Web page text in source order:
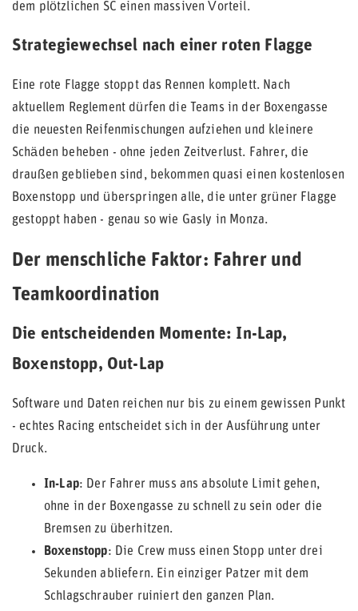
dem plötzlichen SC einen massiven Vorteil.
Strategiewechsel nach einer roten Flagge
Eine rote Flagge stoppt das Rennen komplett. Nach
aktuellem Reglement dürfen die Teams in der Boxengasse
die neuesten Reifenmischungen aufziehen und kleinere
Schäden beheben - ohne jeden Zeitverlust. Fahrer, die
draußen geblieben sind, bekommen quasi einen kostenlosen
Boxenstopp und überspringen alle, die unter grüner Flagge
gestoppt haben - genau so wie Gasly in Monza.
Der menschliche Faktor: Fahrer und
Teamkoordination
Die entscheidenden Momente: In-Lap,
Boxenstopp, Out-Lap
Software und Daten reichen nur bis zu einem gewissen Punkt
- echtes Racing entscheidet sich in der Ausführung unter
Druck.
In-Lap: Der Fahrer muss ans absolute Limit gehen,
ohne in der Boxengasse zu schnell zu sein oder die
Bremsen zu überhitzen.
Boxenstopp: Die Crew muss einen Stopp unter drei
Sekunden abliefern. Ein einziger Patzer mit dem
Schlagschrauber ruiniert den ganzen Plan.